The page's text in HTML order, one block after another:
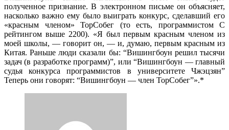
полученное признание. В электронном письме он объясняет,
насколько важно ему было выиграть конкурс, сделавший его
«красным членом» ТорСобег (то есть, программистом С
рейтингом выше 2200). «Я был первым красным членом из
моей школы, — говорит он, — и, думаю, первым красным из
Китая. Раньше люди сказали бы: “Вишингбоун решил тысячи
задач (в разработке программ)”, или “Вишингбоун — главный
судья конкурса программистов в университете Чжэцзян”
Теперь они говорят: “Вишингбоун — член ТорСобег”».*